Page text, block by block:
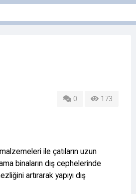
0 173
ile çatıların uzun
binaların dış cephelerinde
artırarak yapıyı dış